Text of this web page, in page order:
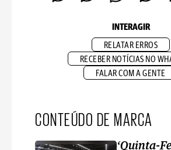
INTERAGIR
RELATAR ERROS
RECEBER NOTÍCIAS NO
FALAR COM A GENTE
CONTEÚDO DE MARCA
‘Quinta-